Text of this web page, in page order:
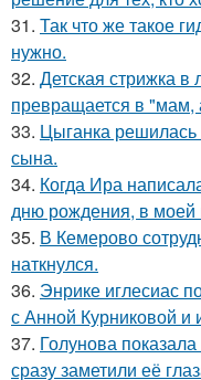
31. Так что же такое
нужно.
32. Детская стрижка в
превращается в
33. Цыганка
сына.
34. Когда Ира
дню рождения, в моей
35. В Кемерово
наткнулся.
36. Энрике иглесиас
с Анной Курниковой и
37. Голунова
сразу заметили её